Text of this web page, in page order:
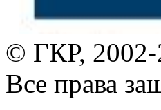
© ГКР, 2002-
Все права